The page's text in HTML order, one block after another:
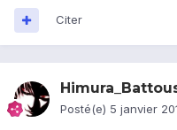
Citer
Posté(e) 5 janvier